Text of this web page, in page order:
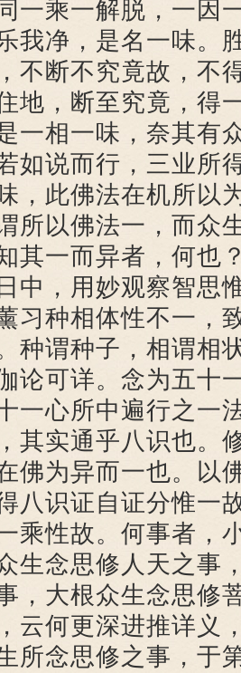
一乘一解脱，一因
我净，是名一味。
不断不究竟故，不
地，断至究竟，得
一相一味，奈其有
如说而行，三业所
，此佛法在机所以
所以佛法一，而众
其一而异者，何也
中，用妙观察智思
习种相体性不一，
种谓种子，相谓相
论可详。念为五十
一心所中遍行之一
其实通乎八识也。
佛为异而一也。以
八识证自证分惟一
乘性故。何事者，
生念思修人天之事
，大根众生念思修
云何更深进推详义
所念思修之事，于